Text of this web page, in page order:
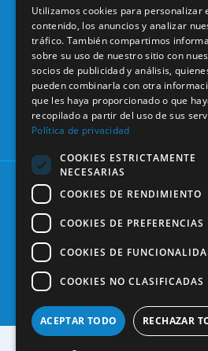
C/ Mauricio
Legendre,
28046
Madrid
91 561 29 05
informacion@coem.org.es
Bolsa de
Empleo
Formación
Continuada
Tablón de
anuncios
© 2025 – COEM – Colegio Oficial de
Estomatólogos de la I región
Aviso legal
Utilizamos cookies para personalizar
contenido, los anuncios y analizar
tráfico. También compartimos
sobre su uso de nuestro sitio con
socios de publicidad y análisis,
pueden combinarla con otra
que les haya proporcionado o que
recopilado a partir del uso de sus
Política de privacidad
COOKIES ESTRICTAMENTE
NECESARIAS
COOKIES DE RENDIMIENTO
COOKIES DE PREFERENCIAS
COOKIES DE
COOKIES NO CLASIFICADAS
ACEPTAR TODO RECHAZAR